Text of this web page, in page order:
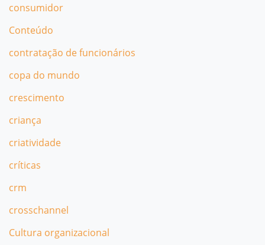
consumidor
Conteúdo
contratação de funcionários
copa do mundo
crescimento
criança
criatividade
críticas
crm
crosschannel
Cultura organizacional